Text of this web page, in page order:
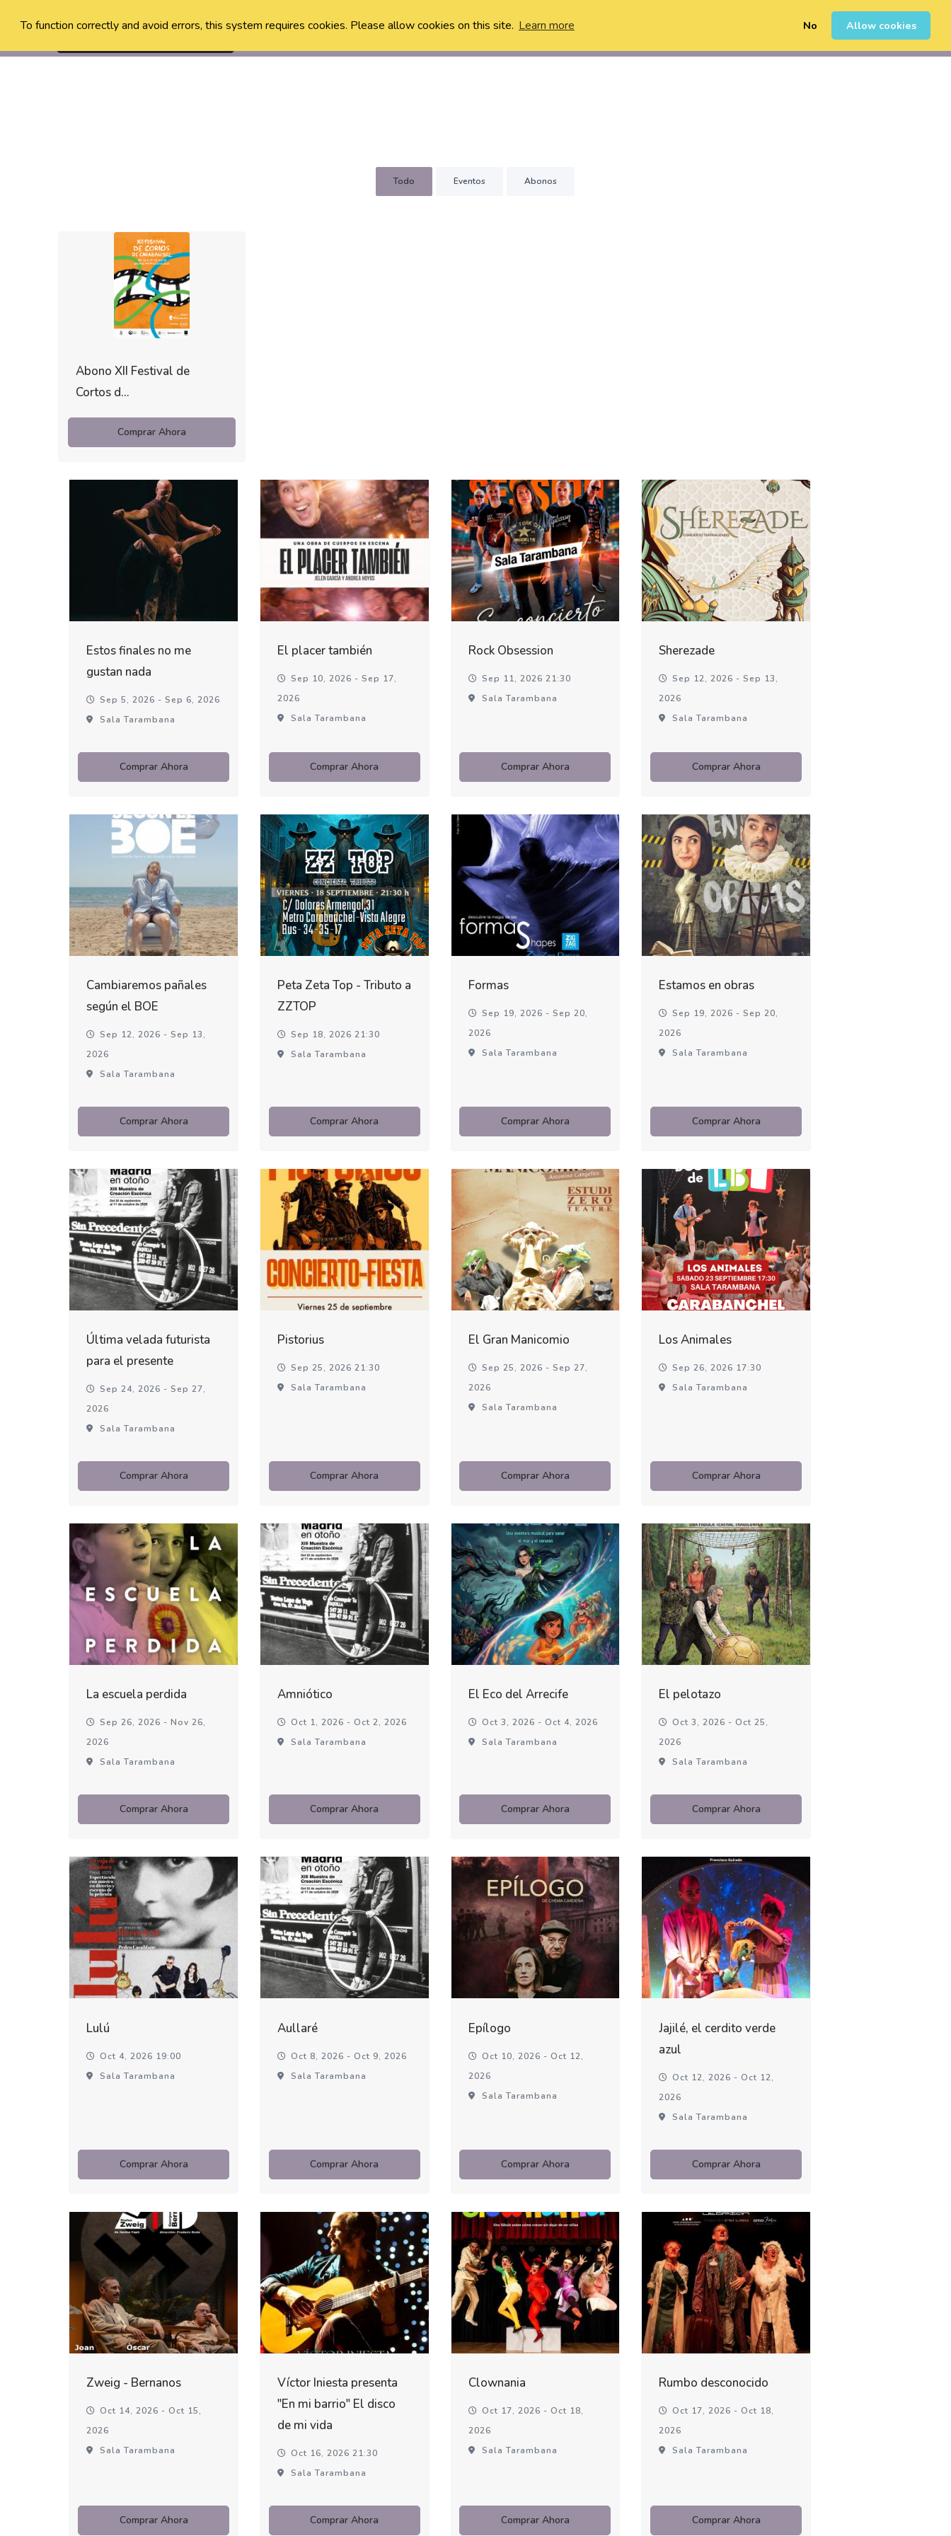
To function correctly and avoid errors, this system requires cookies. Please allow cookies on this site. Learn more No Allow cookies
Registrarse 0
Todo Eventos Abonos
Abono XII Festival de
Cortos d...
Comprar Ahora
Estos finales no me
gustan nada
Sep 5, 2026 - Sep 6, 2026
Sala Tarambana
Comprar Ahora
El placer también
Sep 10, 2026 - Sep 17,
2026
Sala Tarambana
Comprar Ahora
Rock Obsession
Sep 11, 2026 21:30
Sala Tarambana
Comprar Ahora
Sherezade
Sep 12, 2026 - Sep 13,
2026
Sala Tarambana
Comprar Ahora
Cambiaremos pañales
según el BOE
Sep 12, 2026 - Sep 13,
2026
Sala Tarambana
Comprar Ahora
Peta Zeta Top - Tributo a
ZZTOP
Sep 18, 2026 21:30
Sala Tarambana
Comprar Ahora
Formas
Sep 19, 2026 - Sep 20,
2026
Sala Tarambana
Comprar Ahora
Estamos en obras
Sep 19, 2026 - Sep 20,
2026
Sala Tarambana
Comprar Ahora
Última velada futurista
para el presente
Sep 24, 2026 - Sep 27,
2026
Sala Tarambana
Comprar Ahora
Pistorius
Sep 25, 2026 21:30
Sala Tarambana
Comprar Ahora
El Gran Manicomio
Sep 25, 2026 - Sep 27,
2026
Sala Tarambana
Comprar Ahora
Los Animales
Sep 26, 2026 17:30
Sala Tarambana
Comprar Ahora
La escuela perdida
Sep 26, 2026 - Nov 26,
2026
Sala Tarambana
Comprar Ahora
Amniótico
Oct 1, 2026 - Oct 2, 2026
Sala Tarambana
Comprar Ahora
El Eco del Arrecife
Oct 3, 2026 - Oct 4, 2026
Sala Tarambana
Comprar Ahora
El pelotazo
Oct 3, 2026 - Oct 25,
2026
Sala Tarambana
Comprar Ahora
Lulú
Oct 4, 2026 19:00
Sala Tarambana
Comprar Ahora
Aullaré
Oct 8, 2026 - Oct 9, 2026
Sala Tarambana
Comprar Ahora
Epílogo
Oct 10, 2026 - Oct 12,
2026
Sala Tarambana
Comprar Ahora
Jajilé, el cerdito verde
azul
Oct 12, 2026 - Oct 12,
2026
Sala Tarambana
Comprar Ahora
Zweig - Bernanos
Oct 14, 2026 - Oct 15,
2026
Sala Tarambana
Comprar Ahora
Víctor Iniesta presenta
"En mi barrio" El disco
de mi vida
Oct 16, 2026 21:30
Sala Tarambana
Comprar Ahora
Clownania
Oct 17, 2026 - Oct 18,
2026
Sala Tarambana
Comprar Ahora
Rumbo desconocido
Oct 17, 2026 - Oct 18,
2026
Sala Tarambana
Comprar Ahora